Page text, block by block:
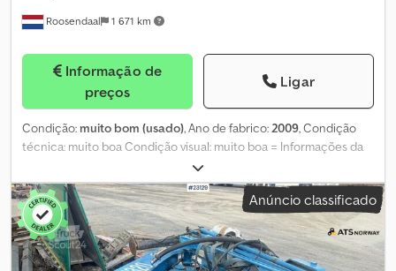
Roosendaal 1 671 km
Informação de
preços
Ligar
Condição: muito bom (usado), Ano de fabrico:2009, Condição
técnica: muito boa Condição visual: muito boa = Informações da
empresa = Se tiver dúvidas ou sugestões, não hesite em nos
contactar. Garantimos uma resposta no prazo de 8 horas. Os
preços são sem IVA. Não podem ser atribuídos quaisquer direitos
às informações fornecidas. Telefone do escritório: Telemóvel:
(Holandês - Inglês - Alemão - Francês - Espanhol - Italiano)
Disponível via WhatsApp e Viber. Telemóvel: (Holandês) Disponível
Anúncio classificado